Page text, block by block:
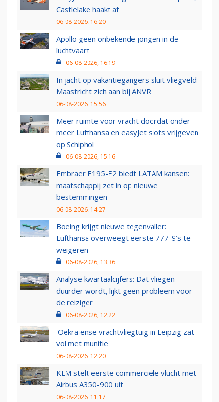
Castlelake haakt af
06-08-2026, 16:20
Apollo geen onbekende jongen in de
luchtvaart
06-08-2026, 16:19
In jacht op vakantiegangers sluit vliegveld
Maastricht zich aan bij ANVR
06-08-2026, 15:56
Meer ruimte voor vracht doordat onder
meer Lufthansa en easyJet slots vrijgeven
op Schiphol
06-08-2026, 15:16
Embraer E195-E2 biedt LATAM kansen:
maatschappij zet in op nieuwe
bestemmingen
06-08-2026, 14:27
Boeing krijgt nieuwe tegenvaller:
Lufthansa overweegt eerste 777-9’s te
weigeren
06-08-2026, 13:36
Analyse kwartaalcijfers: Dat vliegen
duurder wordt, lijkt geen probleem voor
de reiziger
06-08-2026, 12:22
'Oekraïense vrachtvliegtuig in Leipzig zat
vol met munitie'
06-08-2026, 12:20
KLM stelt eerste commerciële vlucht met
Airbus A350-900 uit
06-08-2026, 11:17